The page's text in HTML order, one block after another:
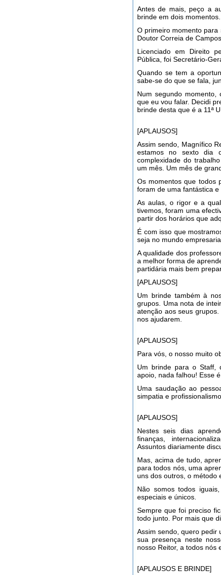
Antes de mais, peço a
brinde em dois momentos.
O primeiro momento
Doutor Correia de
Licenciado em Direito
Pública, foi Secretário-
Quando se tem a
sabe-se do que se fala,
Num segundo
que eu vou falar. Decidi
brinde desta que é a 11ª
[APLAUSOS]
Assim sendo, Magnífico
estamos no sexto dia
complexidade do
um mês. Um mês de
Os momentos que todos
foram de uma fantástica
As aulas, o rigor e a
tivemos, foram uma
partir dos horários que
É com isso que
seja no mundo
A qualidade dos
a melhor forma de
partidária mais bem
[APLAUSOS]
Um brinde também à
grupos. Uma nota de
atenção aos seus
nos ajudarem.
[APLAUSOS]
Para vós, o nosso muito
Um brinde para o Staff,
apoio, nada falhou! Esse
Uma saudação ao
simpatia e
[APLAUSOS]
Nestes seis dias
finanças,
Assuntos diariamente
Mas, acima de tudo,
para todos nós, uma
uns dos outros, o método
Não somos todos
especiais e únicos.
Sempre que foi preciso
todo junto. Por mais que
Assim sendo, quero pedir
sua presença neste
nosso Reitor, a todos nós
[APLAUSOS E BRINDE]